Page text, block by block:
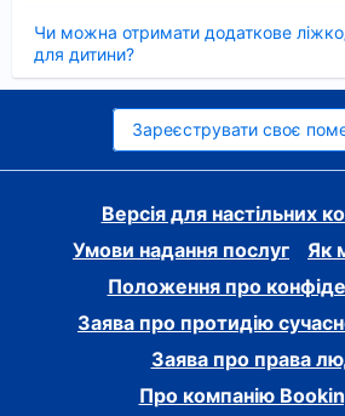
Чи можна отримати додаткове
для дитини?
Зареєструвати своє
Версія для настільних
Умови надання послуг
Як
Положення про
Заява про протидію
Заява про права
Про компанію